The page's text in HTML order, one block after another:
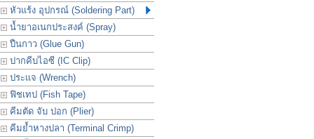
หัวแร้ง อุปกรณ์ (Soldering Part)
น้ำยาอเนกประสงค์ (Spray)
ปืนกาว (Glue Gun)
ปากคีบไอซี (IC Clip)
ประเเจ (Wrench)
ฟิชเทป (Fish Tape)
คีมตัด จับ ปอก (Plier)
คีมย้ำหางปลา (Terminal Crimp)